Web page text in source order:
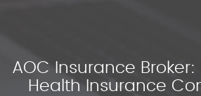
AOC Insurance Broker:
Health Insurance